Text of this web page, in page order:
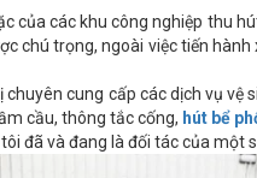
của các khu công nghiệp thu
chú trọng, ngoài việc tiến
chuyên cung cấp các dịch vụ vệ
cầu, thông tắc cống, hút bể
đã và đang là đối tác của